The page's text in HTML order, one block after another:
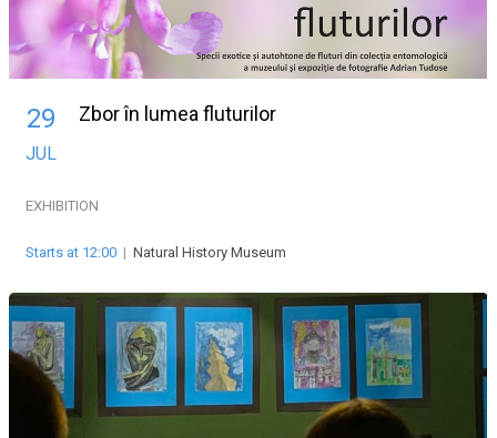
29
JUL
Zbor în lumea fluturilor
EXHIBITION
Starts at 12:00 | Natural History Museum